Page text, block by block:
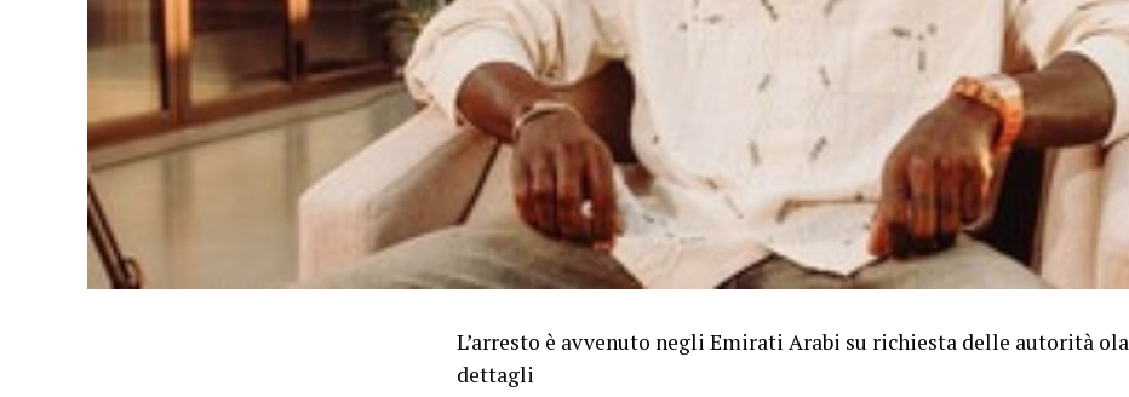
L’arresto è avvenuto negli Emirati Arabi su richiesta delle autorità
dettagli